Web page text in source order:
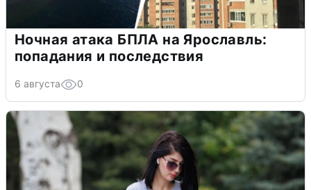
Ночная атака БПЛА на Ярославль:
попадания и последствия
6 августа 0